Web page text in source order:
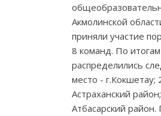
Акмолинской
приняли участие
8 команд. По
распределились
место - г.Кокшетау;
Астраханский
Атбасарский